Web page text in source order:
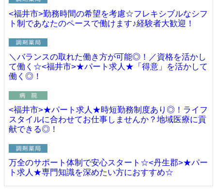
<福井市>勤務時間の希望を考慮☆フレキシブルなシフ
ト制であなたのペースで働けます♪経験者大歓迎！
＼バランスの取れた働き方が可能◎！／資格を活かし
て働く☆<福井市>★パート求人★「得意」を活かして
働く◎！
<福井市>★パート求人★時短勤務制度あり◎！ライフ
スタイルに合わせてお仕事しませんか？地域医療に貢
献できる◎！
万全のサポート体制で安心スタート☆<丹生郡>★パー
ト求人★専門知識を深めたい方におすすめ☆